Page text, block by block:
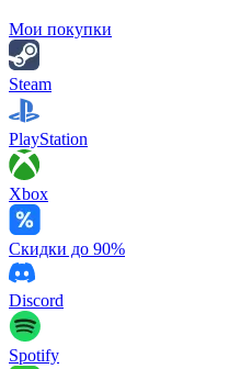
Мои покупки
Steam
PlayStation
Xbox
Скидки до 90%
Discord
Spotify